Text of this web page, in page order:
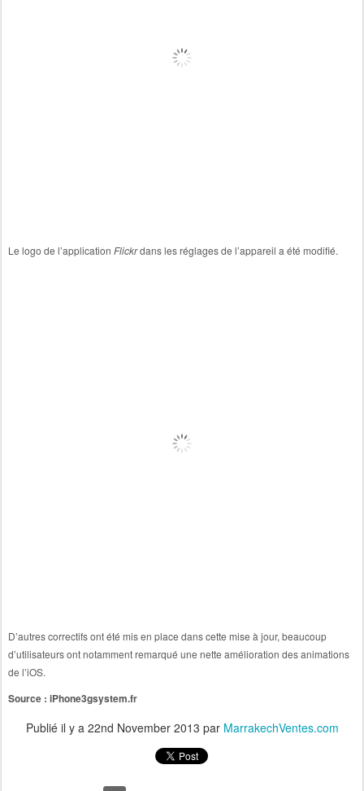
Le logo de l’application Flickrdans les réglages de l’appareil a été modifié.
D’autres correctifs ont été mis en place dans cette mise à jour, beaucoup
d’utilisateurs ont notamment remarqué une nette amélioration des animations
de l’iOS.
Source : iPhone3gsystem.fr
Publié il y a 22nd November 2013 par MarrakechVentes.com